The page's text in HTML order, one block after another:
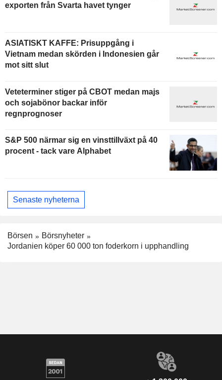
exporten från Svarta havet tynger
ASIATISKT KAFFE: Prisuppgång i
Vietnam medan skörden i Indonesien går
mot sitt slut
Veteterminer stiger på CBOT medan majs
och sojabönor backar inför
regnprognoser
S&P 500 närmar sig en vinsttillväxt på 40
procent - tack vare Alphabet
Senaste nyheterna
Börsen
Börsnyheter
Jordanien köper 60 000 ton foderkorn i upphandling